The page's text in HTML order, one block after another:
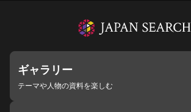
ギャラリー
テーマや人物の資料を楽しむ